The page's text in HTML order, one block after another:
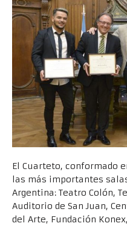
El Cuarteto, conformado
las más importantes
Argentina: Teatro Colón,
Auditorio de San Juan,
del Arte, Fundación